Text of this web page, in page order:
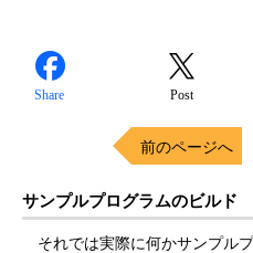
Share Post
前のページへ
サンプルプログラムのビルド
それでは実際に何かサンプル